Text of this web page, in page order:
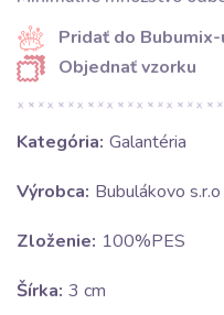
Pridať do Bubumix-
Objednať vzorku
Kategória: Galantéria
Výrobca: Bubulákovo
Zloženie: 100%PES
Šírka: 3 cm